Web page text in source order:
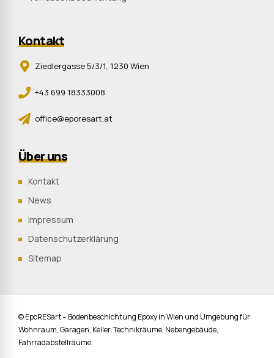
Kontakt
Ziedlergasse 5/3/1, 1230 Wien
+43 699 18333008
office@eporesart.at
Über uns
Kontakt
News
Impressum
Datenschutzerklärung
Sitemap
© EpoRESart – Bodenbeschichtung Epoxy in Wien und Umgebung für
Wohnraum, Garagen, Keller, Technikräume, Nebengebäude,
Fahrradabstellräume.